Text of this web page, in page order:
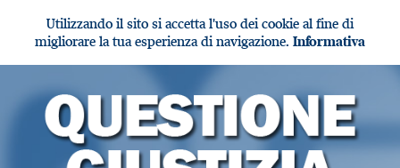
Utilizzando il sito si accetta l'uso dei cookie al fine di
migliorare la tua esperienza di navigazione. Informativa